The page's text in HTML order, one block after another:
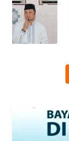
WAHANANEWS
CO ID